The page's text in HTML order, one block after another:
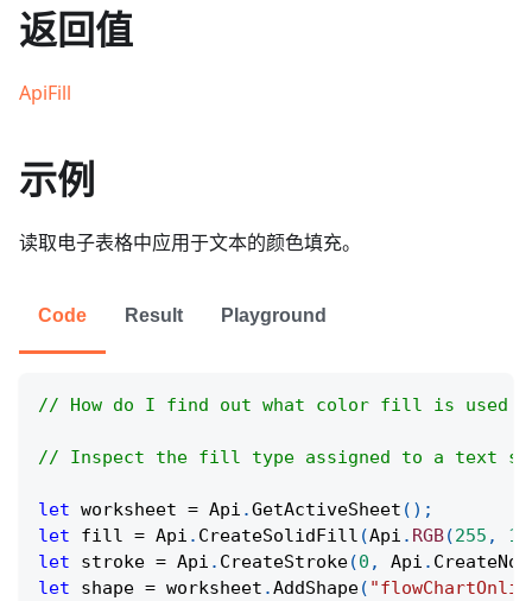
返回值
ApiFill
示例
读取电子表格中应用于文本的颜色填充。
Code Result Playground
// How do I find out what color fill is used
// Inspect the fill type assigned to a text
let worksheet = Api .GetActiveSheet ( ) ;
let fill = Api . CreateSolidFill (Api . RGB(255 ,
let stroke = Api . CreateStroke(0 , Api .
let shape = worksheet .AddShape(